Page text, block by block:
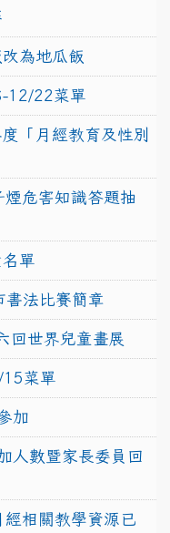
為地瓜飯
12/22菜單
「月經教育及性別
危害知識答題抽
單
法比賽簡章
回世界兒童畫展
菜單
加
人數暨家長委員回
經相關教學資源已